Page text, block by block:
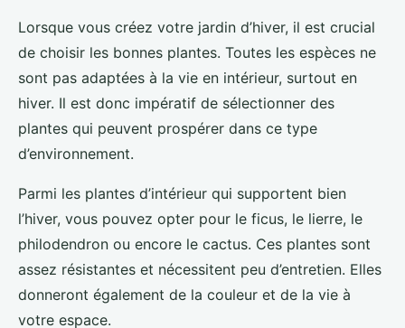
Lorsque vous créez votre jardin d’hiver, il est crucial
de choisir les bonnes plantes. Toutes les espèces ne
sont pas adaptées à la vie en intérieur, surtout en
hiver. Il est donc impératif de sélectionner des
plantes qui peuvent prospérer dans ce type
d’environnement.
Parmi les plantes d’intérieur qui supportent bien
l’hiver, vous pouvez opter pour le ficus, le lierre, le
philodendron ou encore le cactus. Ces plantes sont
assez résistantes et nécessitent peu d’entretien. Elles
donneront également de la couleur et de la vie à
votre espace.